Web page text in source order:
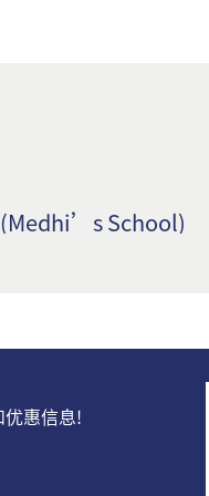
(Medhi’s School)
优惠信息!